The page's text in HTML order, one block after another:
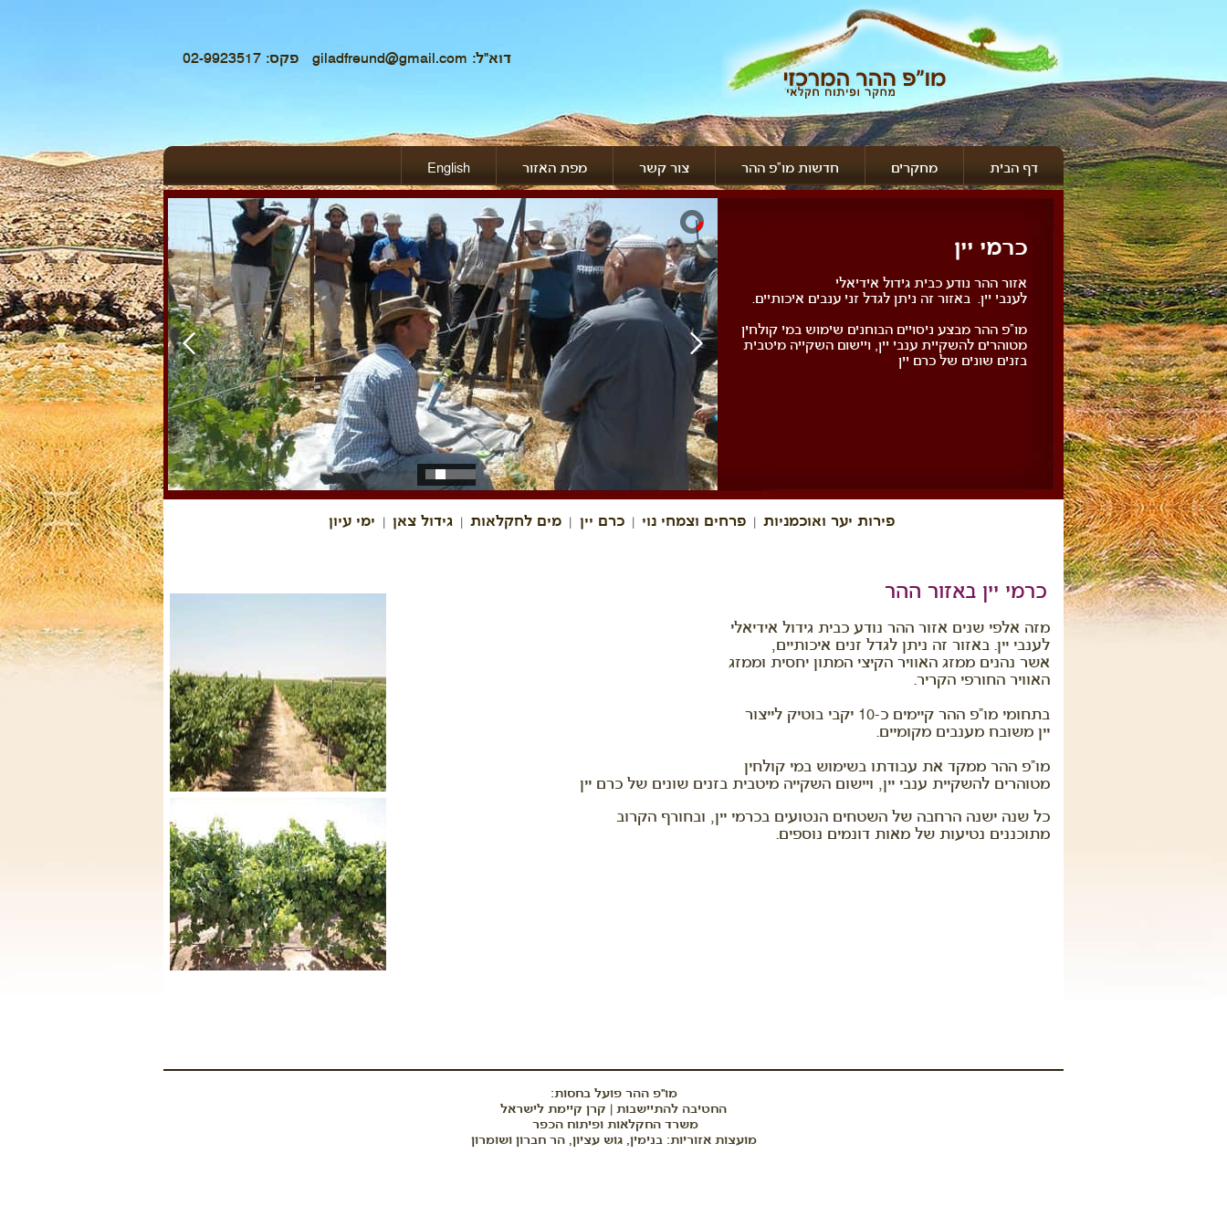
דוא"ל: giladfreund@gmail.com פקס: 02-9923517
דף הבית מחקרים חדשות מו"פ ההר צור קשר מפת האזור English
כרמי יין
אזור ההר נודע כבית גידול אידיאלי
לענבי יין. באזור זה ניתן לגדל זני ענבים איכותיים.
מו"פ ההר מבצע ניסויים הבוחנים שימוש במי קולחין
מטוהרים להשקיית ענבי יין, ויישום השקייה מיטבית
בזנים שונים של כרם יין
פירות יער ואוכמניות |פרחים וצמחי נוי |כרם יין |מים לחקלאות |גידול צאן ימי עיון
כרמי יין באזור ההר
מזה אלפי שנים אזור ההר נודע כבית גידול אידיאלי
לענבי יין. באזור זה ניתן לגדל זנים איכותיים,
אשר נהנים ממזג האוויר הקיצי המתון יחסית וממזג
האוויר החורפי הקריר.
בתחומי מו"פ ההר קיימים כ-10 יקבי בוטיק לייצור
יין משובח מענבים מקומיים.
מו"פ ההר ממקד את עבודתו בשימוש במי קולחין
מטוהרים להשקיית ענבי יין, ויישום השקייה מיטבית בזנים שונים של כרם יין
כל שנה ישנה הרחבה של השטחים הנטועים בכרמי יין, ובחורף הקרוב
מתוכננים נטיעות של מאות דונמים נוספים.
מו”פ ההר פועל בחסות:
החטיבה להתיישבות | קרן קיימת לישראל
משרד החקלאות ופיתוח הכפר
מועצות אזוריות: בנימין, גוש עציון, הר חברון ושומרון